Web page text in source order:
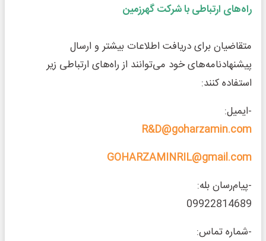
راه‌های ارتباطی با شرکت گهرزمین
متقاضیان برای دریافت اطلاعات بیشتر و ارسال
پیشنهادنامه‌های خود می‌توانند از راه‌های ارتباطی زیر
استفاده کنند:
-ایمیل:
R&D@goharzamin.com
GOHARZAMINRIL@gmail.com
-پیام‌رسان بله:
09922814689
-شماره تماس: